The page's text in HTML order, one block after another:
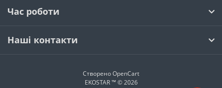
Час роботи
Наші контакти
СтвореноOpenCart
EKOSTAR ™ © 2026